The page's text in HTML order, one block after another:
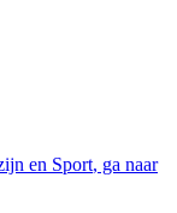
en Sport, ga naar